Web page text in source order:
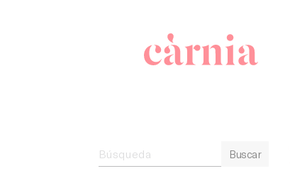
Buscar